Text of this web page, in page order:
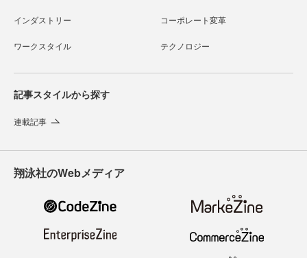
インダストリー コーポレート変革
ワークスタイル テクノロジー
記事スタイルから探す
連載記事
翔泳社のWebメディア